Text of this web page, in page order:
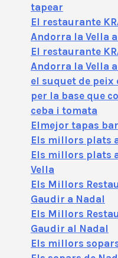
tapear
El restaurante
Andorra la Vella
El restaurante
Andorra la Vella
el suquet de
per la base que
ceba i tomata
Elmejor tapas
Els millors plats
Els millors plats
Vella
Els Millors
Gaudir a Nadal
Els Millors
Gaudir al Nadal
Els millors